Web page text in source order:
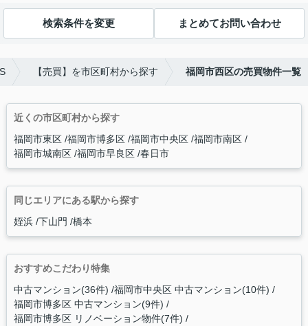
検索条件を変更 まとめてお問い合わせ
【売買】を市区町村から探す 福岡市西区の売買物件一覧
近くの市区町村から探す
福岡市東区 福岡市博多区 福岡市中央区 福岡市南区
福岡市城南区 福岡市早良区 春日市
同じエリアにある駅から探す
姪浜 下山門 橋本
おすすめこだわり特集
中古マンション(36件) 福岡市中央区 中古マンション(10件)
福岡市博多区 中古マンション(9件)
福岡市博多区 リノベーション物件(7件)